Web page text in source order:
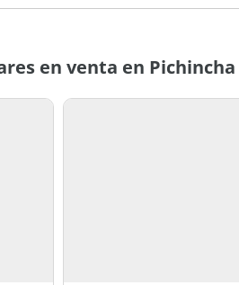
en venta en Pichincha